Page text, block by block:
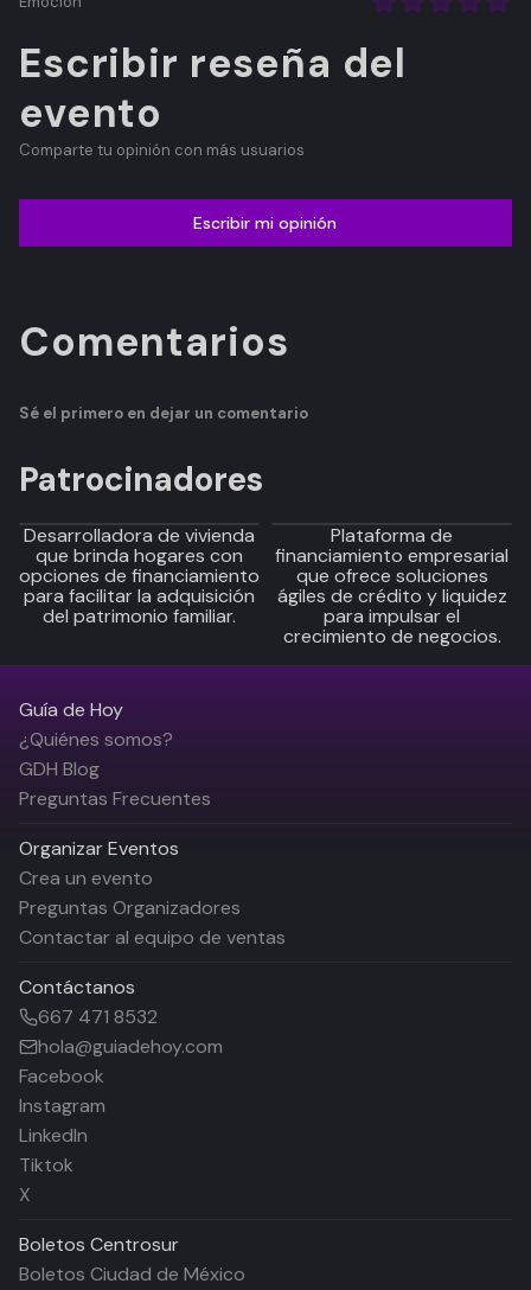
Escribir reseña del
evento
Comparte tu opinión con más usuarios
Escribir mi opinión
Comentarios
Sé el primero en dejar un comentario
Patrocinadores
Desarrolladora de vivienda
que brinda hogares con
opciones de financiamiento
para facilitar la adquisición
del patrimonio familiar.
Plataforma de
financiamiento empresarial
que ofrece soluciones
ágiles de crédito y liquidez
para impulsar el
crecimiento de negocios.
Guía de Hoy
¿Quiénes somos?
GDH Blog
Preguntas Frecuentes
Organizar Eventos
Crea un evento
Preguntas Organizadores
Contactar al equipo de ventas
Contáctanos
667 471 8532
hola@guiadehoy.com
Facebook
Instagram
LinkedIn
Tiktok
X
Boletos Centrosur
Boletos Ciudad de México